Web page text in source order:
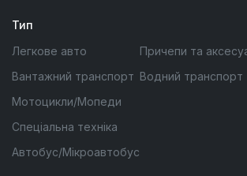
Тип
Легкове авто
Вантажний транспорт
Мотоцикли/Мопеди
Спеціальна техніка
Автобус/Мікроавтобус
Причепи та
Водний транспорт